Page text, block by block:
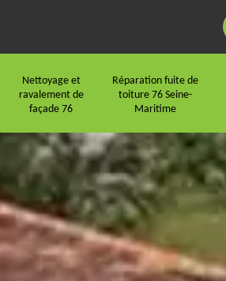
Nettoyage et
ravalement de
façade 76
Réparation fuite de
toiture 76 Seine-
Maritime